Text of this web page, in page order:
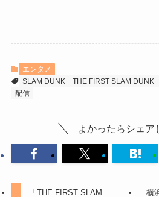
エンタメ
SLAM DUNK
THE FIRST SLAM DUNK
配信
よかったらシェア
「THE FIRST SLAM
横